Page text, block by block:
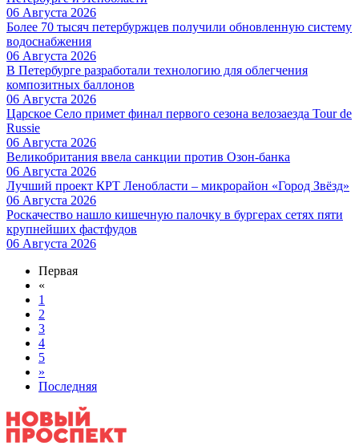
06 Августа 2026
Более 70 тысяч петербуржцев получили обновленную систему
водоснабжения
06 Августа 2026
В Петербурге разработали технологию для облегчения
композитных баллонов
06 Августа 2026
Царское Село примет финал первого сезона велозаезда Tour de
Russie
06 Августа 2026
Великобритания ввела санкции против Озон-банка
06 Августа 2026
Лучший проект КРТ Ленобласти – микрорайон «Город Звёзд»
06 Августа 2026
Роскачество нашло кишечную палочку в бургерах сетях пяти
крупнейших фастфудов
06 Августа 2026
Первая
«
1
2
3
4
5
»
Последняя